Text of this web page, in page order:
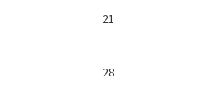
21
28